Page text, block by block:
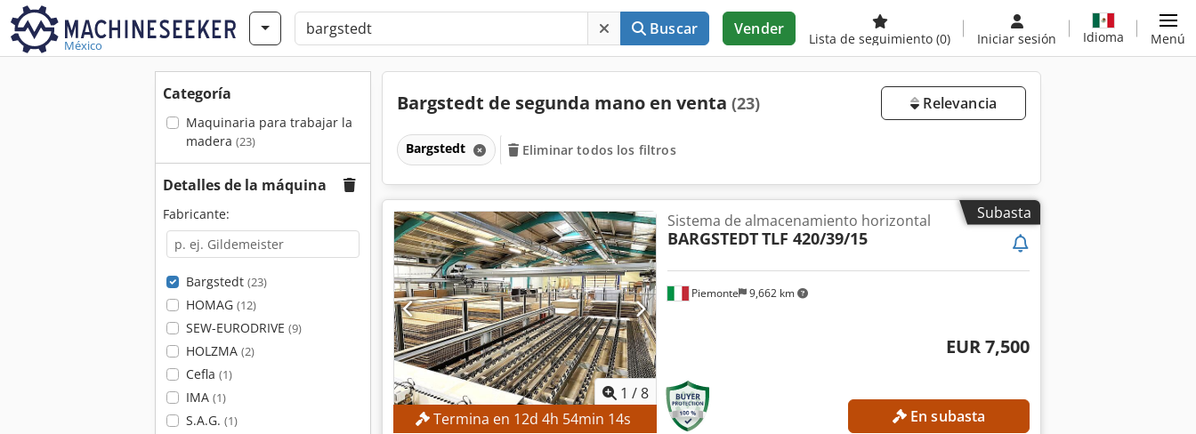
México
Buscar Vender
Lista de seguimiento (0) Iniciar sesión Idioma Menú
Categoría
Maquinaria para trabajar la
madera (23)
Detalles de la máquina
Fabricante:
Bargstedt (23)
HOMAG (12)
SEW-EURODRIVE (9)
HOLZMA (2)
Cefla (1)
IMA (1)
S.A.G. (1)
Bargstedt de segunda mano en venta (23) Relevancia
Bargstedt Eliminar todos los filtros
Subasta
1 /8
Termina en 12d 4h 54min 12s
Piemonte 9,662 km
Sistema de almacenamiento horizontal
BARGSTEDTTLF 420/39/15
EUR 7,500
En subasta